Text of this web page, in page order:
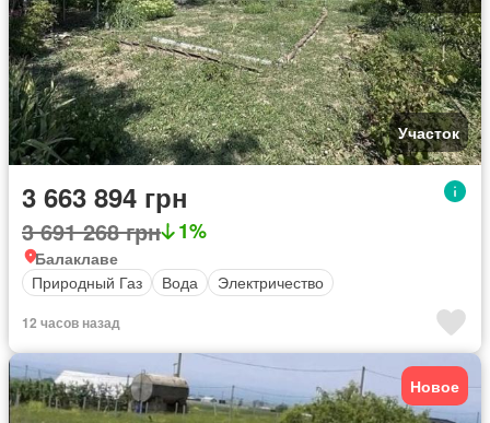
Участок
3 663 894 грн
3 691 268 грн 1%
Балаклаве
Природный Газ
Вода Электричество
12 часов назад
Новое